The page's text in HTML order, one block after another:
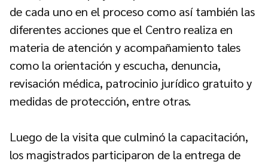
de cada uno en el proceso como así también las
diferentes acciones que el Centro realiza en
materia de atención y acompañamiento tales
como la orientación y escucha, denuncia,
revisación médica, patrocinio jurídico gratuito y
medidas de protección, entre otras.
Luego de la visita que culminó la capacitación,
los magistrados participaron de la entrega de